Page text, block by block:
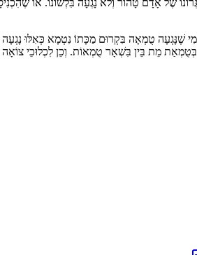
שֶׁנָּגְעָה טֻמְאָה בִּקְרוּם מַכָּתוֹ נִטְמָא כְּאִלּוּ
מֵת בֵּין בִּשְׁאָר טֻמְאוֹת. וְכֵן לִכְלוּכֵי צוֹאָה